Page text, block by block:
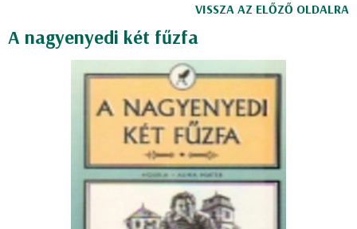
VISSZA AZ ELŐZŐ OLDALRA
A nagyenyedi két fűzfa